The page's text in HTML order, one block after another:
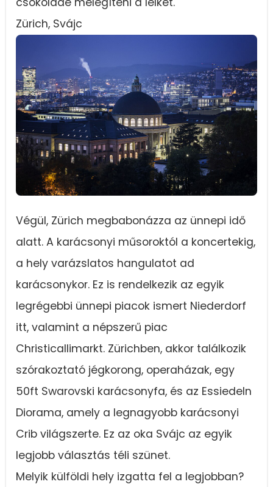
Zürich, Svájc
Végül, Zürich megbabonázza az ünnepi idő
alatt. A karácsonyi műsoroktól a koncertekig,
a hely varázslatos hangulatot ad
karácsonykor. Ez is rendelkezik az egyik
legrégebbi ünnepi piacok ismert Niederdorf
itt, valamint a népszerű piac
Christicallimarkt. Zürichben, akkor találkozik
szórakoztató jégkorong, operaházak, egy
50ft Swarovski karácsonyfa, és az Essiedeln
Diorama, amely a legnagyobb karácsonyi
Crib világszerte. Ez az oka Svájc az egyik
legjobb választás téli szünet.
Melyik külföldi hely izgatta fel a legjobban?